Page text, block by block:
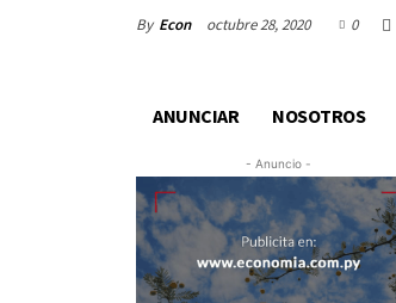
By Econ octubre 28, 2020 0
ANUNCIAR NOSOTROS
- Anuncio -